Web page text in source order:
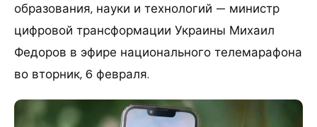
образования, науки и технологий — министр
цифровой трансформации Украины Михаил
Федоров в эфире национального телемарафона
во вторник, 6 февраля.